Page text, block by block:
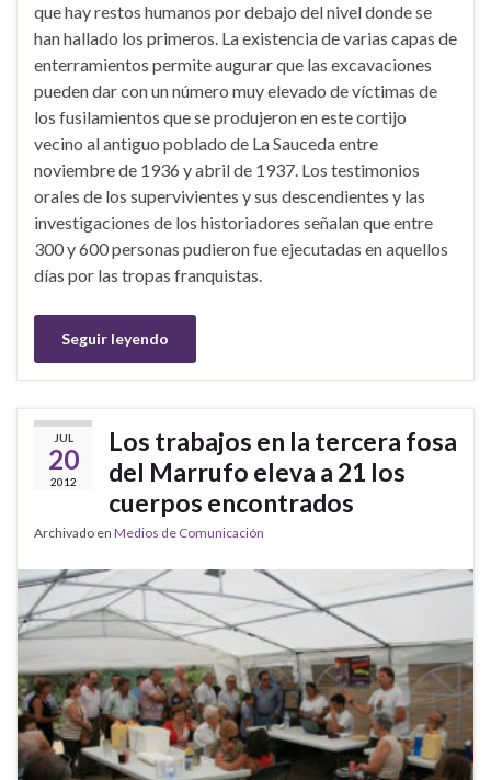
que hay restos humanos por debajo del nivel donde se
han hallado los primeros. La existencia de varias capas de
enterramientos permite augurar que las excavaciones
pueden dar con un número muy elevado de víctimas de
los fusilamientos que se produjeron en este cortijo
vecino al antiguo poblado de La Sauceda entre
noviembre de 1936 y abril de 1937. Los testimonios
orales de los supervivientes y sus descendientes y las
investigaciones de los historiadores señalan que entre
300 y 600 personas pudieron fue ejecutadas en aquellos
días por las tropas franquistas.
Seguir leyendo
JUL
20
2012
Los trabajos en la tercera fosa
del Marrufo eleva a 21 los
cuerpos encontrados
Archivado en Medios de Comunicación